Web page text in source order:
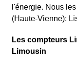
l'énergie. Nous
(Haute-Vienne):
Les compteurs
Limousin